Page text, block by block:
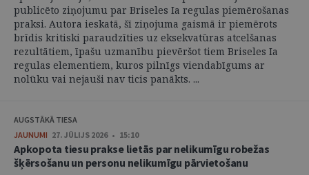
publicēto ziņojumu par Briseles Ia regulas piemērošanas
praksi. Autora ieskatā, šī ziņojuma gaismā ir piemērots
brīdis kritiski paraudzīties uz eksekvatūras atcelšanas
rezultātiem, īpašu uzmanību pievēršot tiem Briseles Ia
regulas elementiem, kuros pilnīgs viendabīgums ar
nolūku vai nejauši nav ticis panākts. ...
AUGSTĀKĀ TIESA
JAUNUMI 27. JŪLIJS 2026 • 15:10
Apkopota tiesu prakse lietās par nelikumīgu robežas
šķērsošanu un personu nelikumīgu pārvietošanu